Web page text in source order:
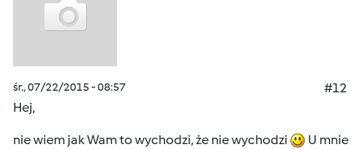
śr., 07/22/2015 - 08:57
#12
Hej,
nie wiem jak Wam to wychodzi, że nie wychodzi
U mnie